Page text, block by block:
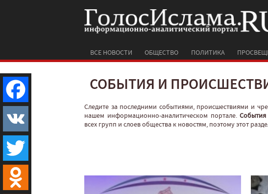
ВСЕ НОВОСТИ ОБЩЕСТВО ПОЛИТИКА
СОБЫТИЯ И
Следите за последними событиями, происшествиями и
нашем информационно-аналитическом портале.
всех групп и слоев общества к новостям, поэтому этот
Facebook
VK
Twitter